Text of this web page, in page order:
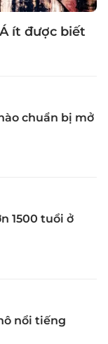
ít được biết
chuẩn bị mở
1500 tuổi ở
nổi tiếng